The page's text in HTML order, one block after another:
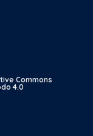
Commons
4.0